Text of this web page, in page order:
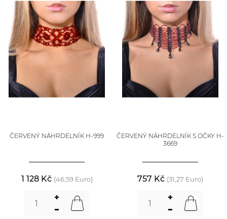
ČERVENÝ NÁHRDELNÍK H-999
1 128 Kč (46,59 Euro)
ČERVENÝ NÁHRDELNÍK S OČKY H-
3669
757 Kč (31,27 Euro)